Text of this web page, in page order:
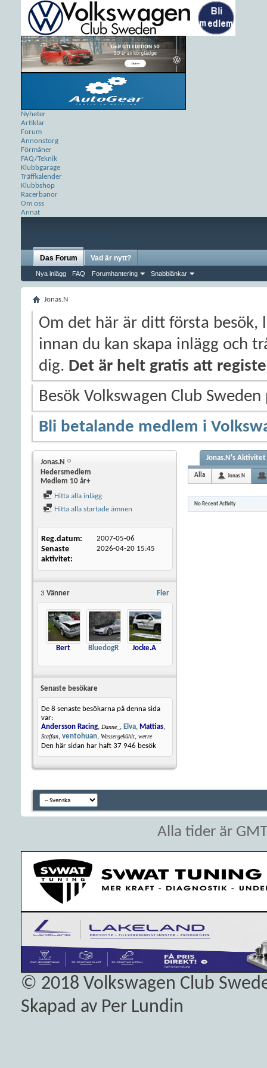
Nyheter
Artiklar
Forum
Annonstorg
Förmåner
FAQ/Teknik
Klubbgarage
Träffkalender
Klubbshop
Racerbanor
Om oss
Annat
Das Forum
Nya inlägg FAQ Forumhantering Snabblänkar
Vad är nytt?
Jonas.N
Om det här är ditt första besök,
innan du kan skapa inlägg och
dig. Det är helt gratis att
Besök Volkswagen Club
Bli betalande medlem i
Jonas.N
Hedersmedlem
Medlem 10 år+
Hitta alla inlägg
Hitta alla startade ämnen
Reg.datum 2007-05-06
Senaste
aktivitet
2026-04-20 15:45
Fler
3 Vänner
Bert BluedogR Jocke.A
Senaste besökare
De 8 senaste besökarna på denna sida
var:
Andersson Racing, Danne_ , Elva, Mattias,
Staffan, ventohuan, Wassergekühlt, werre
Den här sidan har haft 37 946 besök
Jonas.N's Aktivitet
Alla Jonas.N
No Recent Activity
Alla tider är
© 2018 Volkswagen Club
Skapad av Per Lundin